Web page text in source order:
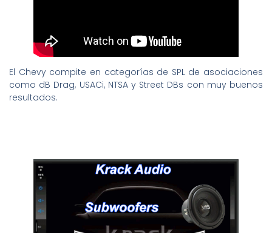
El Chevy compite en categorías de SPL de asociaciones
como dB Drag, USACi, NTSA y Street DBs con muy buenos
resultados.